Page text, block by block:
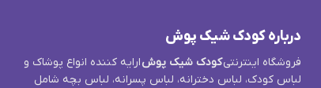
درباره کودک شیک پوش
فروشگاه اینترنتیکودک شیک پوشارایه کننده انواع پوشاک و
لباس کودک، لباس دخترانه، لباس پسرانه، لباس بچه شامل